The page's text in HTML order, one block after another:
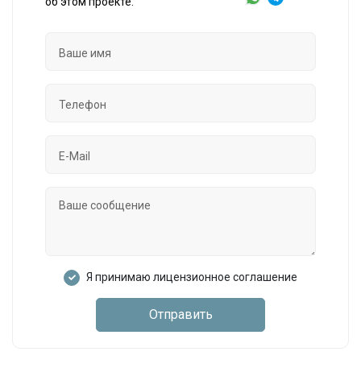
Я принимаю лицензионное соглашение
Отправить